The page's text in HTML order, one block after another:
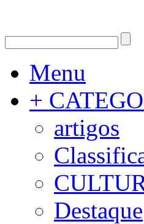
Menu
+
artigos
Destaque